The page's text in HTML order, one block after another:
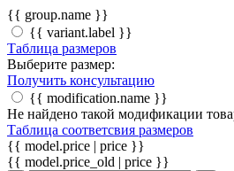
{{ group.name }}
{{ variant.label }}
Таблица размеров
Выберите размер:
Получить консультацию
{{ modification.name }}
Не найдено такой модификации
Таблица соответсвия размеров
{{ model.price | price }}
{{ model.price_old | price }}